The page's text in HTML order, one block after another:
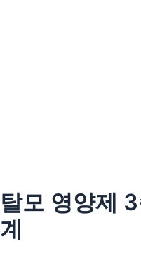
탈모 영양제
계